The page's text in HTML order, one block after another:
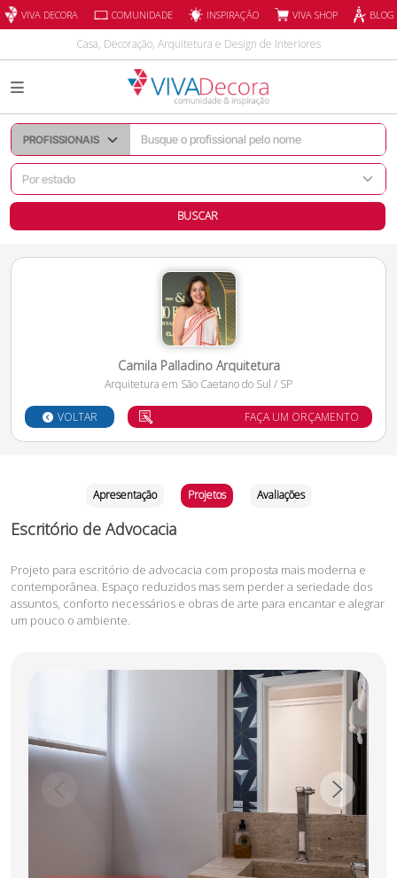
VIVA DECORA COMUNIDADE INSPIRAÇÃO VIVA SHOP
Casa, Decoração, Arquitetura e Design de Interiores
BUSCAR
Camila Palladino Arquitetura
Arquitetura em São Caetano do Sul / SP
VOLTAR FAÇA UM ORÇAMENTO
Apresentação Projetos Avaliações
Escritório de Advocacia
Projeto para escritório de advocacia com proposta mais moderna e
contemporânea. Espaço reduzidos mas sem perder a seriedade dos
assuntos, conforto necessários e obras de arte para encantar e alegrar
um pouco o ambiente.